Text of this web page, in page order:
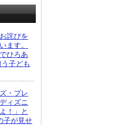
詫びを
ます。
ひろあ
子ども
・プレ
ィズニ
！」と
子が見せ